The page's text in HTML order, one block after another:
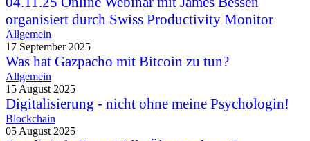
organisiert durch Swiss Productivity Monitor
Allgemein
17 September 2025
Was hat Gazpacho mit Bitcoin zu tun?
Allgemein
15 August 2025
Digitalisierung - nicht ohne meine Psychologin!
Blockchain
05 August 2025